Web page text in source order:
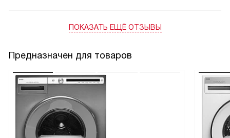
ПОКАЗАТЬ ЕЩЁ ОТЗЫВЫ
Предназначен для товаров